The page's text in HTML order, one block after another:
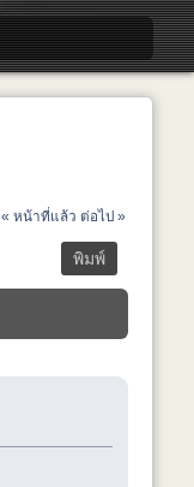
« หน้าที่แล้ว ต่อไป »
พิมพ์